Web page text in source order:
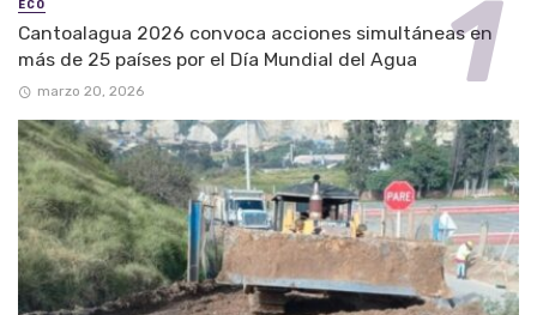
ECO
Cantoalagua 2026 convoca acciones simultáneas en
más de 25 países por el Día Mundial del Agua
marzo 20, 2026